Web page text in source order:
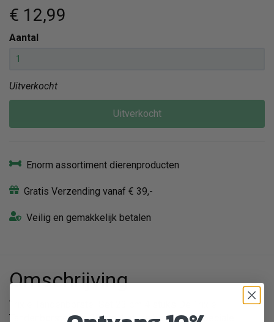
€ 12,99
Aantal
Uitverkocht
Uitverkocht
Enorm assortiment dierenproducten
Gratis Verzending vanaf € 39,-
Veilig en gemakkelijk betalen
Omschrijving
Trixie Tandenborstel Set 23 cm 4 stuks De Trixie
Tandenborstel Set 23 cm 4 stuks bevat vier speciale